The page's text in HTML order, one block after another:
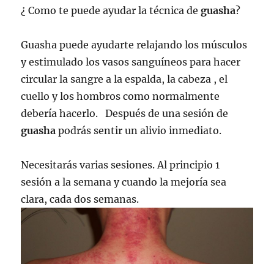
¿ Como te puede ayudar la técnica deguasha?
Guasha puede ayudarte relajando los músculos
y estimulado los vasos sanguíneos para hacer
circular la sangre a la espalda, la cabeza , el
cuello y los hombros como normalmente
debería hacerlo. Después de una sesión de
guasha podrás sentir un alivio inmediato.
Necesitarás varias sesiones. Al principio 1
sesión a la semana y cuando la mejoría sea
clara, cada dos semanas.